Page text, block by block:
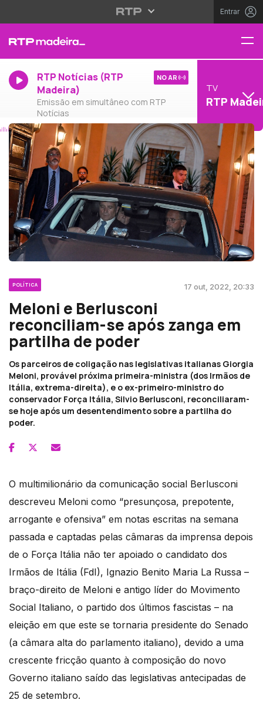
Entrar
RTP Notícias (RTP
Madeira)
Emissão em simultâneo com RTP
Notícias
NO AR
TV
RTP
POLÍTICA 17 out, 2022, 20:33
Meloni e Berlusconi
reconciliam-se após zanga em
partilha de poder
Os parceiros de coligação nas legislativas italianas Giorgia
Meloni, provável próxima primeira-ministra (dos Irmãos de
Itália, extrema-direita), e o ex-primeiro-ministro do
conservador Força Itália, Silvio Berlusconi, reconciliaram-
se hoje após um desentendimento sobre a partilha do
poder.
O multimilionário da comunicação social Berlusconi
descreveu Meloni como “presunçosa, prepotente,
arrogante e ofensiva” em notas escritas na semana
passada e captadas pelas câmaras da imprensa depois
de o Força Itália não ter apoiado o candidato dos
Irmãos de Itália (FdI), Ignazio Benito Maria La Russa –
braço-direito de Meloni e antigo líder do Movimento
Social Italiano, o partido dos últimos fascistas – na
eleição em que este se tornaria presidente do Senado
(a câmara alta do parlamento italiano), devido a uma
crescente fricção quanto à composição do novo
Governo italiano saído das legislativas antecipadas de
25 de setembro.